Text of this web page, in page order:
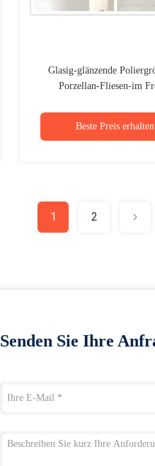
Glasig-glänzende
Porzellan-Fliesen-im
Beste Preis erhalten
1 2
Senden Sie Ihre